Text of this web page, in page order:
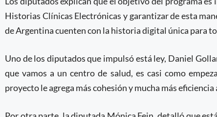
Historias Clínicas Electrónicas y garantizar de esta
de Argentina cuenten con la historia digital única para
Uno de los diputados que impulsó está ley, Daniel
que vamos a un centro de salud, es casi como
proyecto le agrega más cohesión y mucha más eficiencia